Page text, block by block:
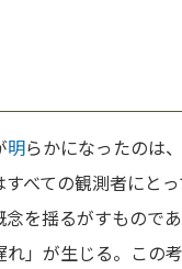
明らかになったのは、
すべての観測者にと
念を揺るがすもので
れ」が生じる。この